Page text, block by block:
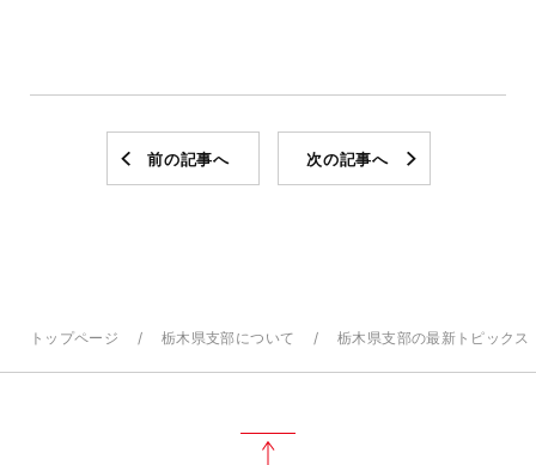
前の記事へ 次の記事へ
トップページ 栃木県支部について 栃木県支部の最新トピックス